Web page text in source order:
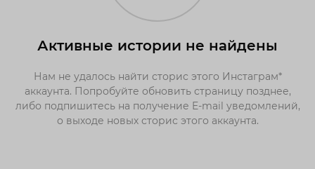
Активные истории не найдены
Нам не удалось найти сторис этого Инстаграм*
аккаунта. Попробуйте обновить страницу позднее,
либо подпишитесь на получение E-mail уведомлений,
о выходе новых сторис этого аккаунта.